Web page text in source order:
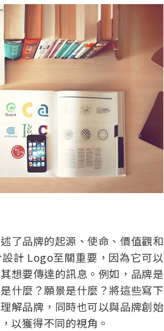
了品牌的起源、使命、價值觀和
計 Logo至關重要，因為它可以
想要傳達的訊息。例如，品牌是
什麼？願景是什麼？將這些寫下
解品牌，同時也可以與品牌創始
以獲得不同的視角。